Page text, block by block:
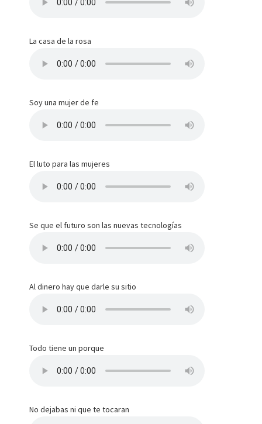
La casa de la rosa
Soy una mujer de fe
El luto para las mujeres
Se que el futuro son las nuevas tecnologías
Al dinero hay que darle su sitio
Todo tiene un porque
No dejabas ni que te tocaran